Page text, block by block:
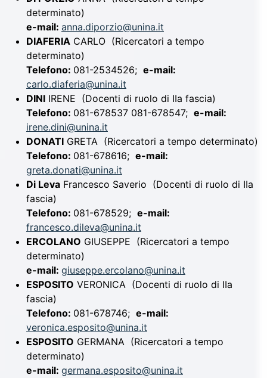
determinato)
e-mail: anna.diporzio@unina.it
DIAFERIA CARLO (Ricercatori a tempo
determinato)
Telefono: 081-2534526; e-mail:
carlo.diaferia@unina.it
DINI IRENE (Docenti di ruolo di IIa fascia)
Telefono: 081-678537 081-678547; e-mail:
irene.dini@unina.it
DONATI GRETA (Ricercatori a tempo determinato)
Telefono: 081-678616; e-mail:
greta.donati@unina.it
Di Leva Francesco Saverio (Docenti di ruolo di IIa
fascia)
Telefono: 081-678529; e-mail:
francesco.dileva@unina.it
ERCOLANO GIUSEPPE (Ricercatori a tempo
determinato)
e-mail: giuseppe.ercolano@unina.it
ESPOSITO VERONICA (Docenti di ruolo di IIa
fascia)
Telefono: 081-678746; e-mail:
veronica.esposito@unina.it
ESPOSITO GERMANA (Ricercatori a tempo
determinato)
e-mail: germana.esposito@unina.it